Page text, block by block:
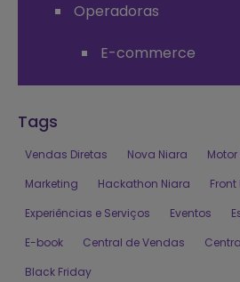
Operadoras
E-commerce
Tags
Vendas Diretas Nova Niara
Marketing
Hackathon Niara
Experiências e Serviços
Eventos
E-book
Central de Vendas
Black Friday